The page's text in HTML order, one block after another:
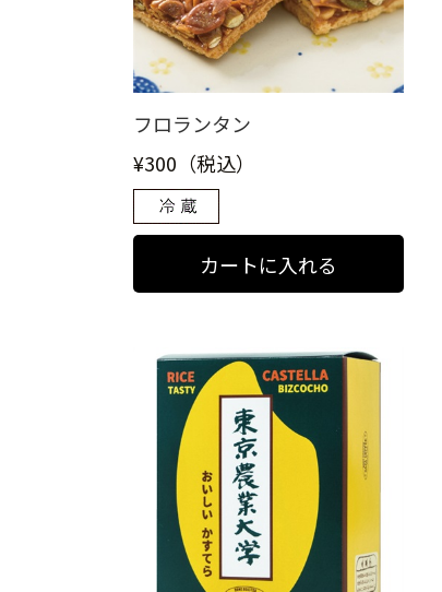
フロランタン
¥300（税込）